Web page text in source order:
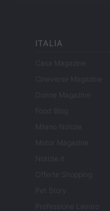
ITALIA
Casa Magazine
Cineverse Magazine
Donne Magazine
Food Blog
Milano Notizie
Motor Magazine
Notizie.it
Offerte Shopping
Pet Story
Professione Lavoro